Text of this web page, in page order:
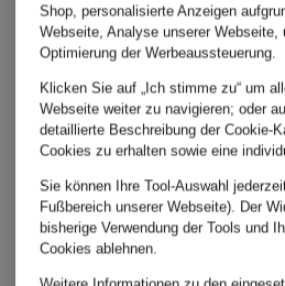
Damen
TIGER
OF
Shop, personalisierte Anzeigen
Webseite, Analyse unserer
Optimierung der Werbeaussteuerung.
Klicken Sie auf „Ich stimme zu“ um
Webseite weiter zu navigieren; oder
detaillierte Beschreibung der Cookie-
Cookies zu erhalten sowie eine
Sie können Ihre Tool-Auswahl
Fußbereich unserer Webseite). Der
bisherige Verwendung der Tools und
Cookies ablehnen.